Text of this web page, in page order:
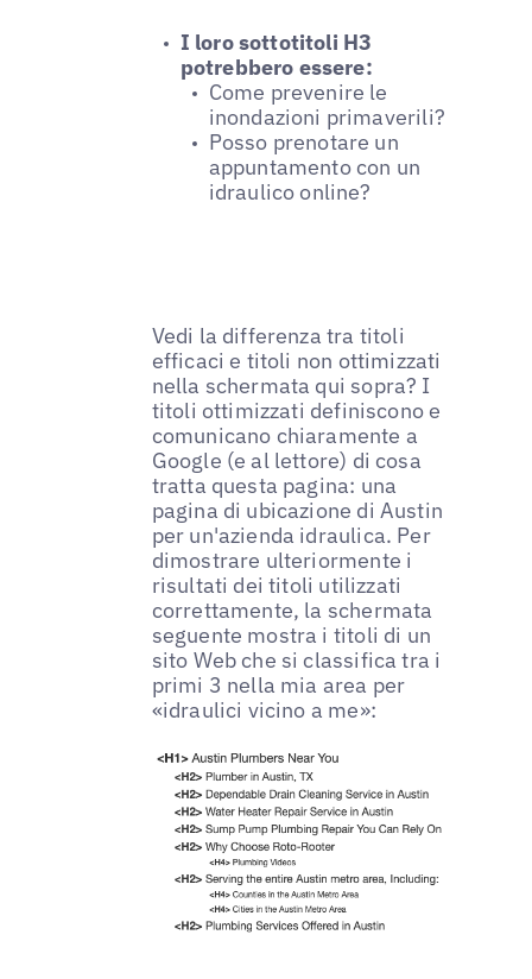
I loro sottotitoli H3
potrebbero essere:
Come prevenire le
inondazioni primaverili?
Posso prenotare un
appuntamento con un
idraulico online?
Vedi la differenza tra titoli
efficaci e titoli non ottimizzati
nella schermata qui sopra? I
titoli ottimizzati definiscono e
comunicano chiaramente a
Google (e al lettore) di cosa
tratta questa pagina: una
pagina di ubicazione di Austin
per un'azienda idraulica. Per
dimostrare ulteriormente i
risultati dei titoli utilizzati
correttamente, la schermata
seguente mostra i titoli di un
sito Web che si classifica tra i
primi 3 nella mia area per
«idraulici vicino a me»: